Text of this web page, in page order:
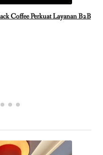
Coffee Perkuat Layanan B2B